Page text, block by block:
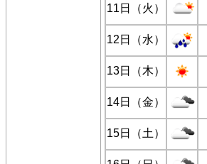
11日（火）
12日（水）
13日（木）
14日（金）
15日（土）